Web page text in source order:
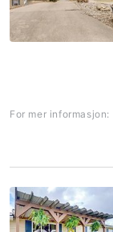
For mer informasjon: